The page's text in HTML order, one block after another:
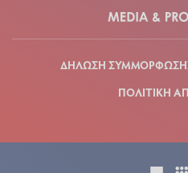
ΔΗΛΩΣΗ
ΠΟΛΙΤΙΚΗ